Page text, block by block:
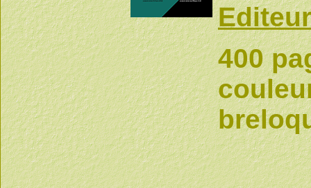
400